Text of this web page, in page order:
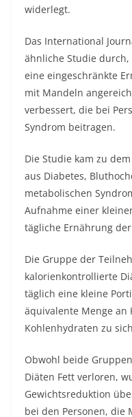
widerlegt.
Das International
ähnliche Studie
eine eingeschränkte
mit Mandeln
verbessert, die bei
Syndrom beitragen.
Die Studie kam zu
aus Diabetes,
metabolischen
Aufnahme einer
tägliche Ernährung
Die Gruppe der
kalorienkontrollierte
täglich eine kleine
äquivalente Menge an
Kohlenhydraten zu
Obwohl beide
Diäten Fett verloren,
Gewichtsreduktion
bei den Personen, die